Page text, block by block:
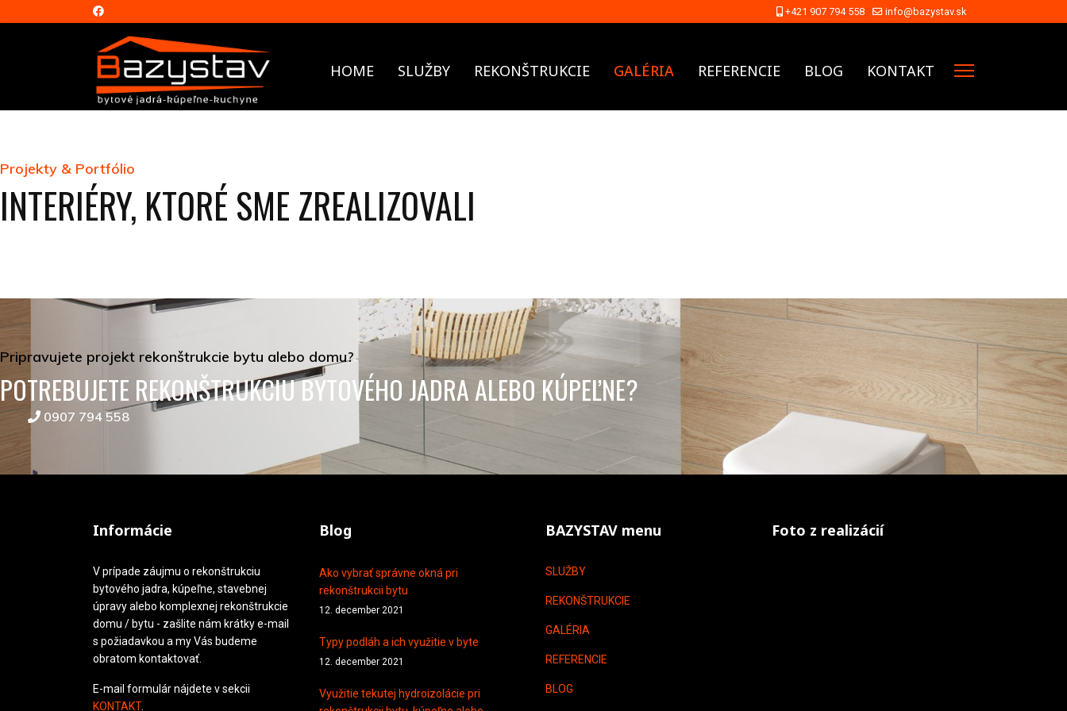
+421 907 794 558 info@bazystav.sk
HOME SLUŽBY REKONŠTRUKCIE GALÉRIA REFERENCIE BLOG KONTAKT
Projekty & Portfólio
INTERIÉRY, KTORÉ SME ZREALIZOVALI
Pripravujete projekt rekonštrukcie bytu alebo domu?
POTREBUJETE REKONŠTRUKCIU BYTOVÉHO JADRA ALEBO KÚPEĽNE?
0907 794 558
Informácie
V prípade záujmu o rekonštrukciu
bytového jadra, kúpeľne, stavebnej
úpravy alebo komplexnej rekonštrukcie
domu / bytu - zašlite nám krátky e-mail
s požiadavkou a my Vás budeme
obratom kontaktovať.
E-mail formulár nájdete v sekcii
KONTAKT.
Blog
Ako vybrať správne okná pri
rekonštrukcii bytu
12. december 2021
Typy podláh a ich využitie v byte
12. december 2021
Využitie tekutej hydroizolácie pri
BAZYSTAV menu
SLUŽBY
REKONŠTRUKCIE
GALÉRIA
REFERENCIE
BLOG
Foto z realizácií